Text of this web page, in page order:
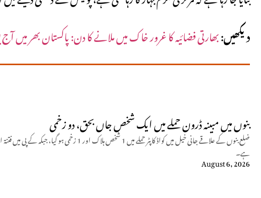
دیکھیں:بھارتی فضائیہ کا غرور خاک میں ملانے کا دن: پاکستان بھر میں آج
بنوں میں مبینہ ڈرون حملے میں ایک شخص جاں بحق، دو زخمی
ضلع بنوں کے علاقے جانی خیل میں کواڈ کاپٹر حملے میں 1
ہے۔
August 6, 2026